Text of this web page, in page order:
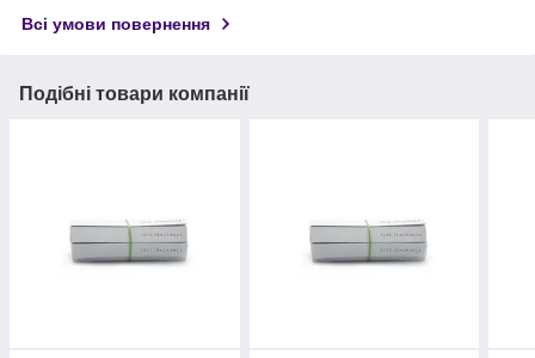
Всі умови повернення
Подібні товари компанії